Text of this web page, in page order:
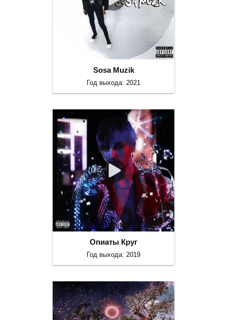
Sosa Muzik
Год выхода: 2021
Опиаты Круг
Год выхода: 2019